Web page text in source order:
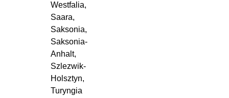
Westfalia,
Saara,
Saksonia,
Saksonia-
Anhalt,
Szlezwik-
Holsztyn,
Turyngia